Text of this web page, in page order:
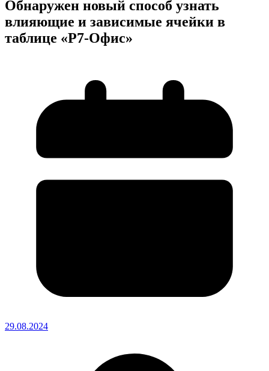
Обнаружен новый способ узнать
влияющие и зависимые ячейки в
таблице «Р7-Офис»
29.08.2024